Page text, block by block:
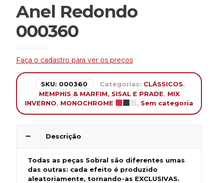
Anel Redondo
000360
Faça o cadastro para ver os preços
SKU: 000360 Categorias: CLÁSSICOS,
MEMPHIS & MARFIM, SISAL E PRADE, MIX
INVERNO, MONOCHROME , Sem categoria
Descrição
Todas as peças Sobral são diferentes umas
das outras: cada efeito é produzido
aleatoriamente, tornando-as EXCLUSIVAS.